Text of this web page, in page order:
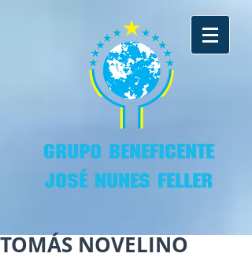
GRUPO BENEFICENTE
JOSÉ NUNES FELLER
TOMÁS NOVELINO